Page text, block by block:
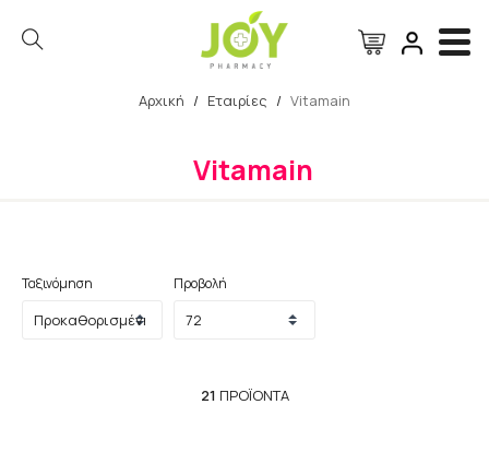
Αρχική / Εταιρίες / Vitamain
Vitamain
Ταξινόμηση Προβολή
21 ΠΡΟΪΌΝΤΑ